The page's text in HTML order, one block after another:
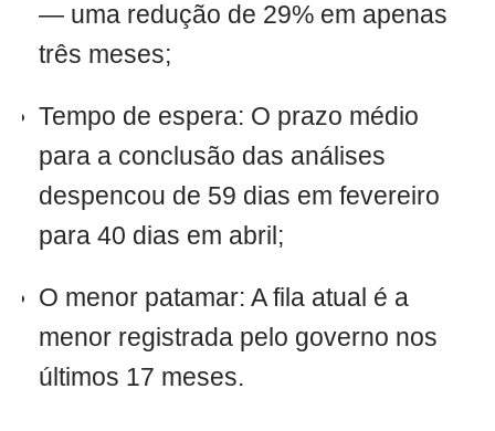
— uma redução de 29% em apenas
três meses;
Tempo de espera: O prazo médio
para a conclusão das análises
despencou de 59 dias em fevereiro
para 40 dias em abril;
O menor patamar: A fila atual é a
menor registrada pelo governo nos
últimos 17 meses.